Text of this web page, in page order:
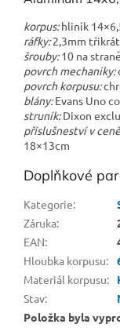
korpus: hliník
ráfky: 2,3mm
šrouby: 10 na straně
povrch mechaniky:
povrch korpusu:
blány: Evans Uno
struník: Dixon
příslušneství v
18×13cm
Doplňkové
Kategorie:
Záruka:
EAN:
Hloubka korpusu:
Materiál korpusu:
Stav:
Položka byla